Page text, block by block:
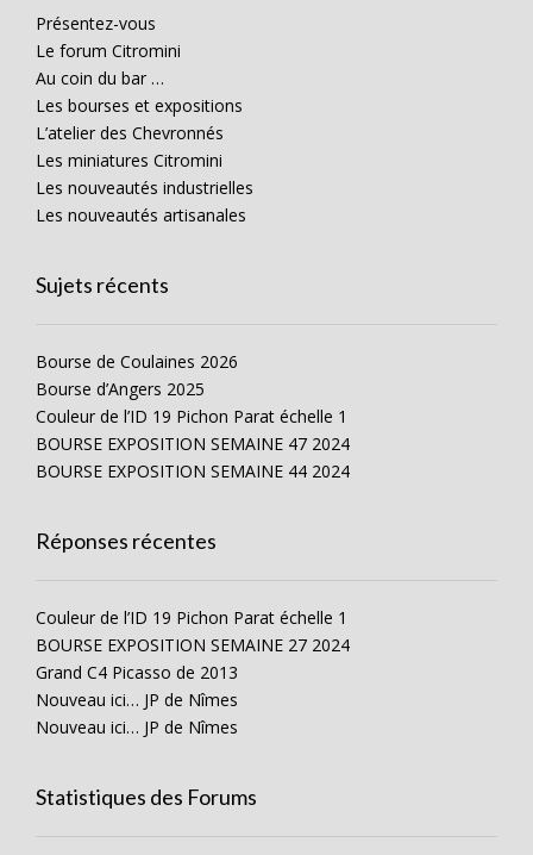
Présentez-vous
Le forum Citromini
Au coin du bar …
Les bourses et expositions
L’atelier des Chevronnés
Les miniatures Citromini
Les nouveautés industrielles
Les nouveautés artisanales
Sujets récents
Bourse de Coulaines 2026
Bourse d’Angers 2025
Couleur de l’ID 19 Pichon Parat échelle 1
BOURSE EXPOSITION SEMAINE 47 2024
BOURSE EXPOSITION SEMAINE 44 2024
Réponses récentes
Couleur de l’ID 19 Pichon Parat échelle 1
BOURSE EXPOSITION SEMAINE 27 2024
Grand C4 Picasso de 2013
Nouveau ici… JP de Nîmes
Nouveau ici… JP de Nîmes
Statistiques des Forums